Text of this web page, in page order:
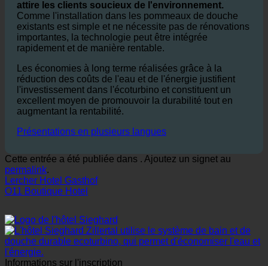
attire les clients soucieux de l'environnement.
Comme l'installation dans les pommeaux de douche
existants est simple et ne nécessite pas de rénovations
importantes, la technologie peut être intégrée
rapidement et de manière rentable.
Les économies à long terme réalisées grâce à la
réduction des coûts de l'eau et de l'énergie justifient
l'investissement dans l'écoturbino et constituent un
excellent moyen de promouvoir la durabilité tout en
augmentant la rentabilité.
Présentations en plusieurs langues
Cette entrée a été publiée dans . Ajoutez un signet au
permalink.
Lercher Hotel Gasthof
O11 Boutique Hotel
Informations sur l'inscription